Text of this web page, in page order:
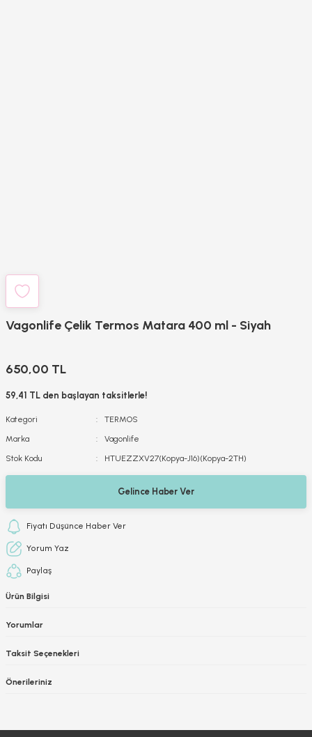
Vagonlife Çelik Termos Matara 400 ml - Siyah
650,00 TL
59,41 TL den başlayan taksitlerle!
Kategori
TERMOS
Marka
Vagonlife
Stok Kodu
HTUEZZXV27(Kopya-J16)(Kopya-2TH)
Gelince Haber Ver
Fiyatı Düşünce Haber Ver
Yorum Yaz
Paylaş
Ürün Bilgisi
Yorumlar
Taksit Seçenekleri
Önerileriniz